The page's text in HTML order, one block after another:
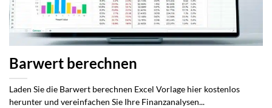
Barwert berechnen
Laden Sie die Barwert berechnen Excel Vorlage hier kostenlos
herunter und vereinfachen Sie Ihre Finanzanalysen...